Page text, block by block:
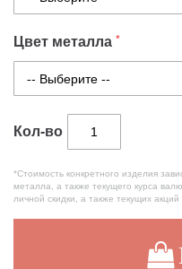
Цвет металла
Кол-во
*Стоимость конкретного изделия
металла, а также текущего курса
личной скидки, а также текущих